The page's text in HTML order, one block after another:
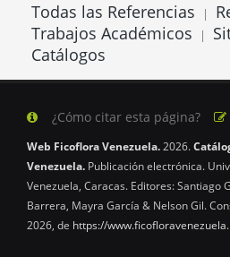
Todas las Referencias |
Trabajos Académicos |
Catálogos
¿Cómo citar esta página?
Web Ficoflora Venezuela.2026.
Venezuela. Publicación electrónica.
Venezuela, Caracas. Editores: Santiago
Barrera, Mayra García & Nelson Gil.
2026, de https://